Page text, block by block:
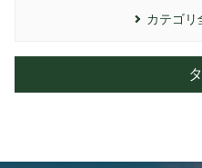
カテゴリ